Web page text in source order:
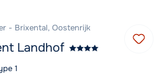
- Brixental, Oostenrijk
Landhof
1